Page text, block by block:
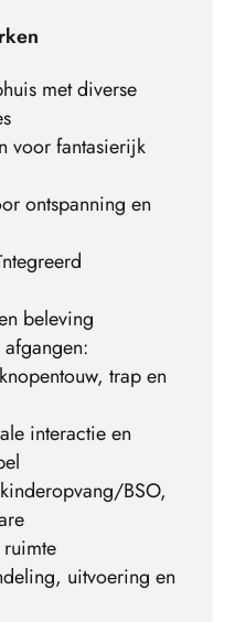
met diverse
voor fantasierijk
ontspanning en
beleving
trap en
interactie en
BSO,
uitvoering en